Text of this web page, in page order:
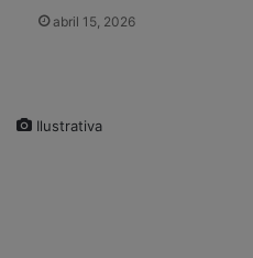
abril 15, 2026
Ilustrativa